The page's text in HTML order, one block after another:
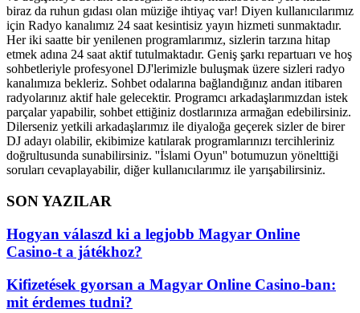
biraz da ruhun gıdası olan müziğe ihtiyaç var! Diyen kullanıcılarımız
için Radyo kanalımız 24 saat kesintisiz yayın hizmeti sunmaktadır.
Her iki saatte bir yenilenen programlarımız, sizlerin tarzına hitap
etmek adına 24 saat aktif tutulmaktadır. Geniş şarkı repartuarı ve hoş
sohbetleriyle profesyonel DJ'lerimizle buluşmak üzere sizleri radyo
kanalımıza bekleriz. Sohbet odalarına bağlandığınız andan itibaren
radyolarınız aktif hale gelecektir. Programcı arkadaşlarımızdan istek
parçalar yapabilir, sohbet ettiğiniz dostlarınıza armağan edebilirsiniz.
Dilerseniz yetkili arkadaşlarımız ile diyaloğa geçerek sizler de birer
DJ adayı olabilir, ekibimize katılarak programlarınızı tercihleriniz
doğrultusunda sunabilirsiniz. ''İslami Oyun'' botumuzun yönelttiği
soruları cevaplayabilir, diğer kullanıcılarımız ile yarışabilirsiniz.
SON YAZILAR
Hogyan válaszd ki a legjobb Magyar Online
Casino-t a játékhoz?
Kifizetések gyorsan a Magyar Online Casino-ban:
mit érdemes tudni?